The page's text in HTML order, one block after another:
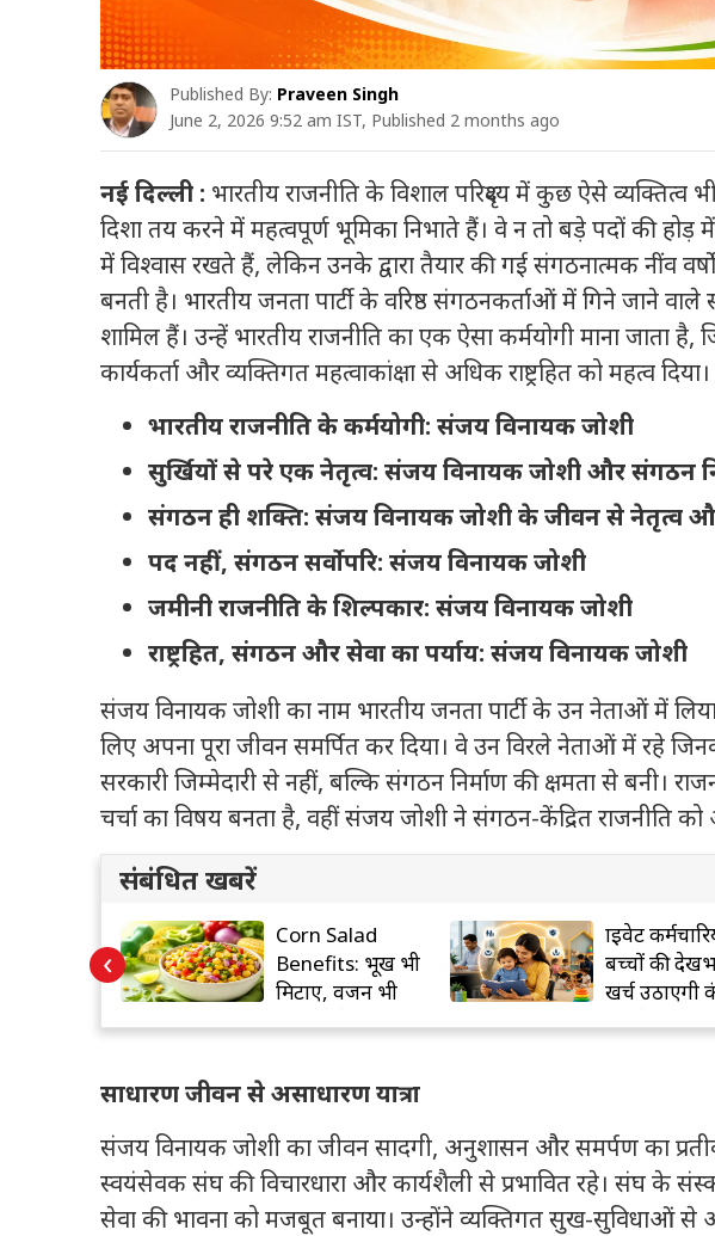
Published By: Praveen Singh
June 2, 2026 9:52 am IST, Published 2 months ago
नई दिल्ली : भारतीय राजनीति के विशाल परिदृश्य में कुछ ऐसे व्यक्तित्व
दिशा तय करने में महत्वपूर्ण भूमिका निभाते हैं। वे न तो बड़े पदों की होड़
में विश्वास रखते हैं, लेकिन उनके द्वारा तैयार की गई संगठनात्मक नींव
बनती है। भारतीय जनता पार्टी के वरिष्ठ संगठनकर्ताओं में गिने जाने
शामिल हैं। उन्हें भारतीय राजनीति का एक ऐसा कर्मयोगी माना
कार्यकर्ता और व्यक्तिगत महत्वाकांक्षा से अधिक राष्ट्रहित को महत्व दिया।
भारतीय राजनीति के कर्मयोगी: संजय विनायक जोशी
सुर्खियों से परे एक नेतृत्व: संजय विनायक जोशी और संगठन
संगठन ही शक्ति: संजय विनायक जोशी के जीवन से नेतृत्व
पद नहीं, संगठन सर्वोपरि: संजय विनायक जोशी
जमीनी राजनीति के शिल्पकार: संजय विनायक जोशी
राष्ट्रहित, संगठन और सेवा का पर्याय: संजय विनायक जोशी
संजय विनायक जोशी का नाम भारतीय जनता पार्टी के उन नेताओं में
लिए अपना पूरा जीवन समर्पित कर दिया। वे उन विरले नेताओं में रहे
सरकारी जिम्मेदारी से नहीं, बल्कि संगठन निर्माण की क्षमता से बनी।
चर्चा का विषय बनता है, वहीं संजय जोशी ने संगठन-केंद्रित राजनीति को
संबंधित खबरें
Corn Salad
Benefits: भूख भी
मिटाए, वजन भी
प्राइवेट
बच्चों की
खर्च उठाएगी
‹
साधारण जीवन से असाधारण यात्रा
संजय विनायक जोशी का जीवन सादगी, अनुशासन और समर्पण का प्रतीक
स्वयंसेवक संघ की विचारधारा और कार्यशैली से प्रभावित रहे। संघ के
सेवा की भावना को मजबूत बनाया। उन्होंने व्यक्तिगत सुख-सुविधाओं